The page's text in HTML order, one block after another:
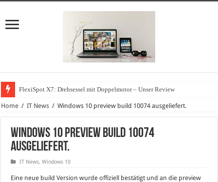
FlexiSpot X7: Drehsessel mit Doppelmotor – Unser Review
Home / IT News / Windows 10 preview build 10074 ausgeliefert.
Windows 10 preview build 10074
ausgeliefert.
IT News,Windows 10
Eine neue build Version wurde offiziell bestätigt und an die preview